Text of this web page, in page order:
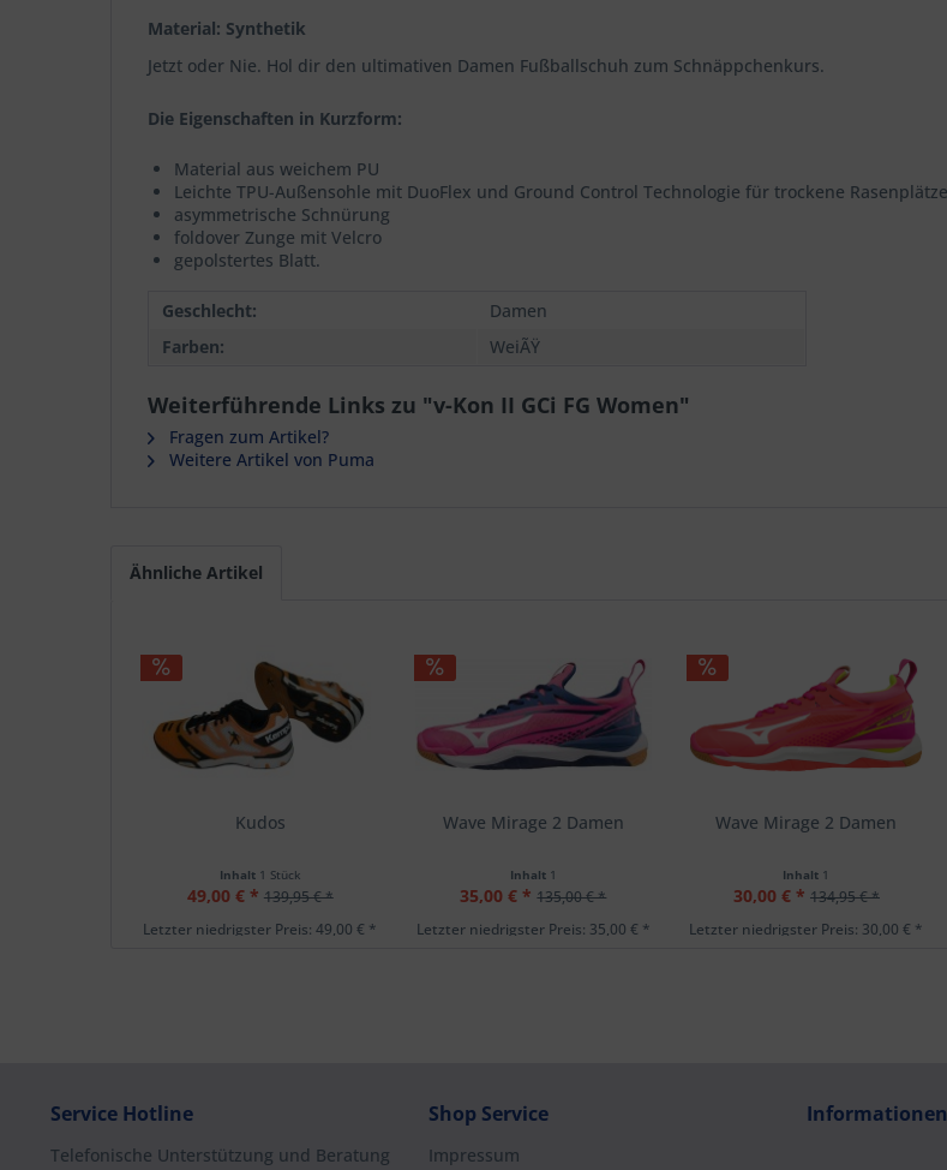
Material: Synthetik
Jetzt oder Nie. Hol dir den ultimativen Damen Fußballschuh zum Schnäppchenkurs.
Die Eigenschaften in Kurzform:
Material aus weichem PU
Leichte TPU-Außensohle mit DuoFlex und Ground Control Technologie für trockene Rasenplätze
asymmetrische Schnürung
foldover Zunge mit Velcro
gepolstertes Blatt.
Geschlecht:
Damen
Farben:
WeiÃŸ
Weiterführende Links zu "v-Kon II GCi FG Women"
Fragen zum Artikel?
Weitere Artikel von Puma
Ähnliche Artikel
Kudos
Inhalt 1 Stück
49,00 € * 139,95 € *
Letzter niedrigster Preis: 49,00 € *
Wave Mirage 2 Damen
Inhalt 1
35,00 € * 135,00 € *
Letzter niedrigster Preis: 35,00 € *
Wave Mirage 2 Damen
Inhalt 1
30,00 € * 134,95 € *
Letzter niedrigster Preis: 30,00 € *
Service Hotline
Telefonische Unterstützung und Beratung
Shop Service
Impressum
Informationen